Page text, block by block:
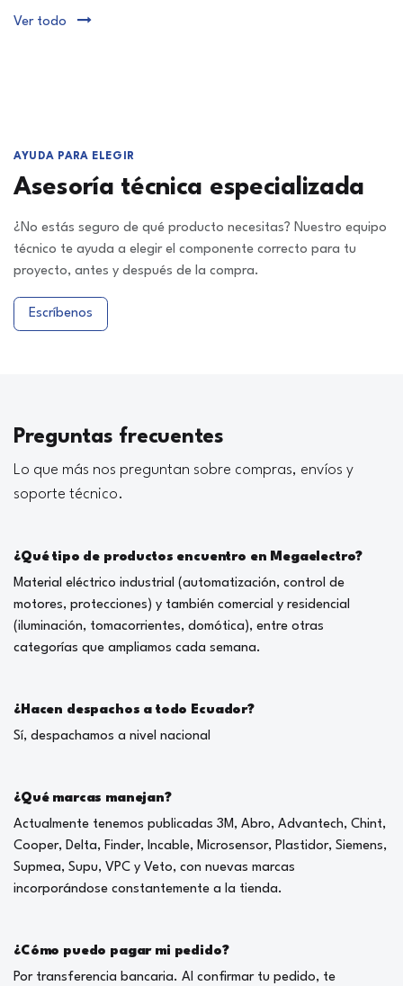
Ver todo
AYUDA PARA ELEGIR
Asesoría técnica especializada
¿No estás seguro de qué producto necesitas? Nuestro equipo
técnico te ayuda a elegir el componente correcto para tu
proyecto, antes y después de la compra.
Escríbenos
Preguntas frecuentes
Lo que más nos preguntan sobre compras, envíos y
soporte técnico.
¿Qué tipo de productos encuentro en Megaelectro?
Material eléctrico industrial (automatización, control de
motores, protecciones) y también comercial y residencial
(iluminación, tomacorrientes, domótica), entre otras
categorías que ampliamos cada semana.
¿Hacen despachos a todo Ecuador?
Sí, despachamos a nivel nacional
¿Qué marcas manejan?
Actualmente tenemos publicadas 3M, Abro, Advantech, Chint,
Cooper, Delta, Finder, Incable, Microsensor, Plastidor, Siemens,
Supmea, Supu, VPC y Veto, con nuevas marcas
incorporándose constantemente a la tienda.
¿Cómo puedo pagar mi pedido?
Por transferencia bancaria. Al confirmar tu pedido, te